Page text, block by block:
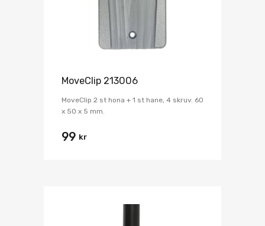
MoveClip 213006
MoveClip 2 st hona + 1 st hane, 4 skruv. 60
x 50 x 5 mm.
99 kr